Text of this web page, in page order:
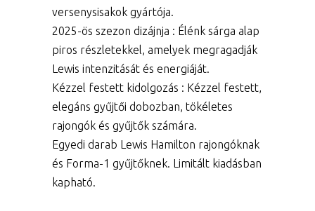
versenysisakok gyártója.
2025-ös szezon dizájnja : Élénk sárga alap
piros részletekkel, amelyek megragadják
Lewis intenzitását és energiáját.
Kézzel festett kidolgozás : Kézzel festett,
elegáns gyűjtői dobozban, tökéletes
rajongók és gyűjtők számára.
Egyedi darab Lewis Hamilton rajongóknak
és Forma-1 gyűjtőknek. Limitált kiadásban
kapható.